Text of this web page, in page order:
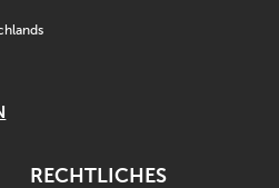
RECHTLICHES